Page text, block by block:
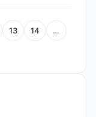
13 14 …